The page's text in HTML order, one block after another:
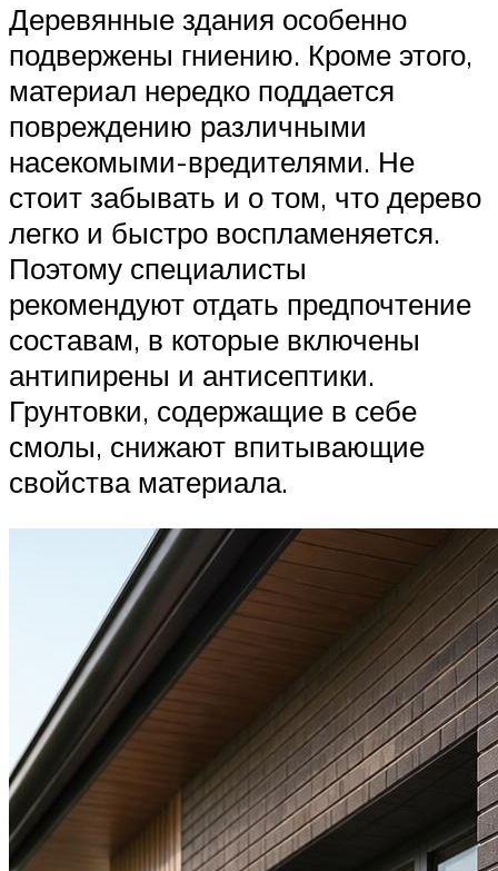
Деревянные здания особенно
подвержены гниению. Кроме этого,
материал нередко поддается
повреждению различными
насекомыми-вредителями. Не
стоит забывать и о том, что дерево
легко и быстро воспламеняется.
Поэтому специалисты
рекомендуют отдать предпочтение
составам, в которые включены
антипирены и антисептики.
Грунтовки, содержащие в себе
смолы, снижают впитывающие
свойства материала.